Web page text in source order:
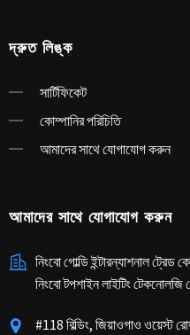
দ্রুত লিঙ্ক
সার্টিফিকেট
কোম্পানির পরিচিতি
আমাদের সাথে যোগাযোগ করুন
আমাদের সাথে যোগাযোগ করুন
নিংবো গোল্ডি ইন্টারন্যাশনাল ট্রেড
নিংবো টপশাইন লাইটিং টেকনোলজি
#118 বিল্ডিং, জিয়াওগাও ওয়েস্ট